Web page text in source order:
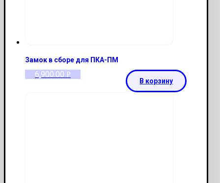
Замок в сборе для ПКА-ПМ
6,900.00 Р
В корзину